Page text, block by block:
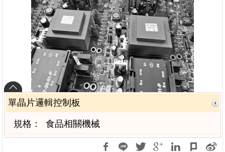
單晶片邏輯控制板
規格： 食品相關機械